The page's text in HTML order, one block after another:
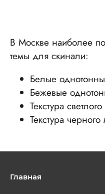
В Москве наиболее
темы для скинали:
Белые
Бежевые
Текстура
Текстура
Главная